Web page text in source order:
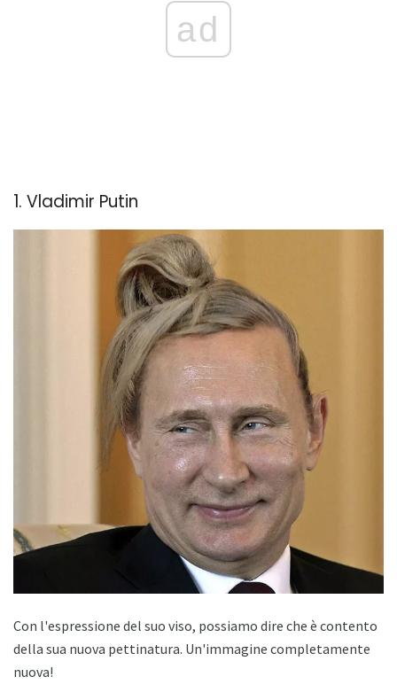
ad
1. Vladimir Putin
Con l'espressione del suo viso, possiamo dire che è contento
della sua nuova pettinatura. Un'immagine completamente
nuova!